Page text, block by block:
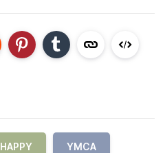
HAPPY YMCA